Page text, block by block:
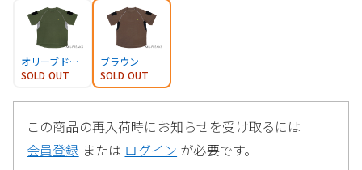
オリーブドラブ
SOLD OUT
ブラウン
SOLD OUT
この商品の再入荷時にお知らせを受け取るには
会員登録 または ログイン が必要です。